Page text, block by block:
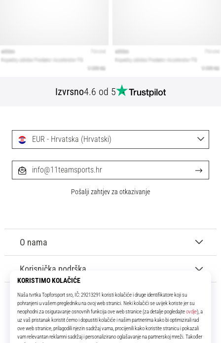
Izvrsno4.6 od 5
11teamsports.hr
Tvoj smo pouzdani suigrač već više od 16 godina! Cijelo to vrijeme
donosimo ti najbolje i najnovije proizvode iz svijeta nogometa.
O nama
Korisnička podrška
EUR - Hrvatska (Hrvatski)
info@11teamsports.hr
Pošalji zahtjev za otkazivanje